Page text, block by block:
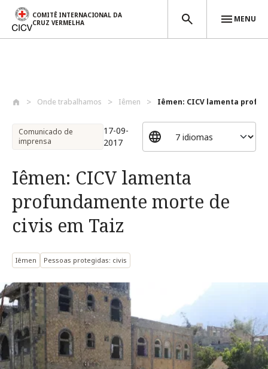
COMITÊ INTERNACIONAL DA
CRUZ VERMELHA
MENU
Onde trabalhamos Iêmen Iêmen: CICV lamenta
Comunicado de
imprensa
17-09-
2017
Iêmen: CICV lamenta
profundamente morte de
civis em Taiz
Iêmen Pessoas protegidas: civis